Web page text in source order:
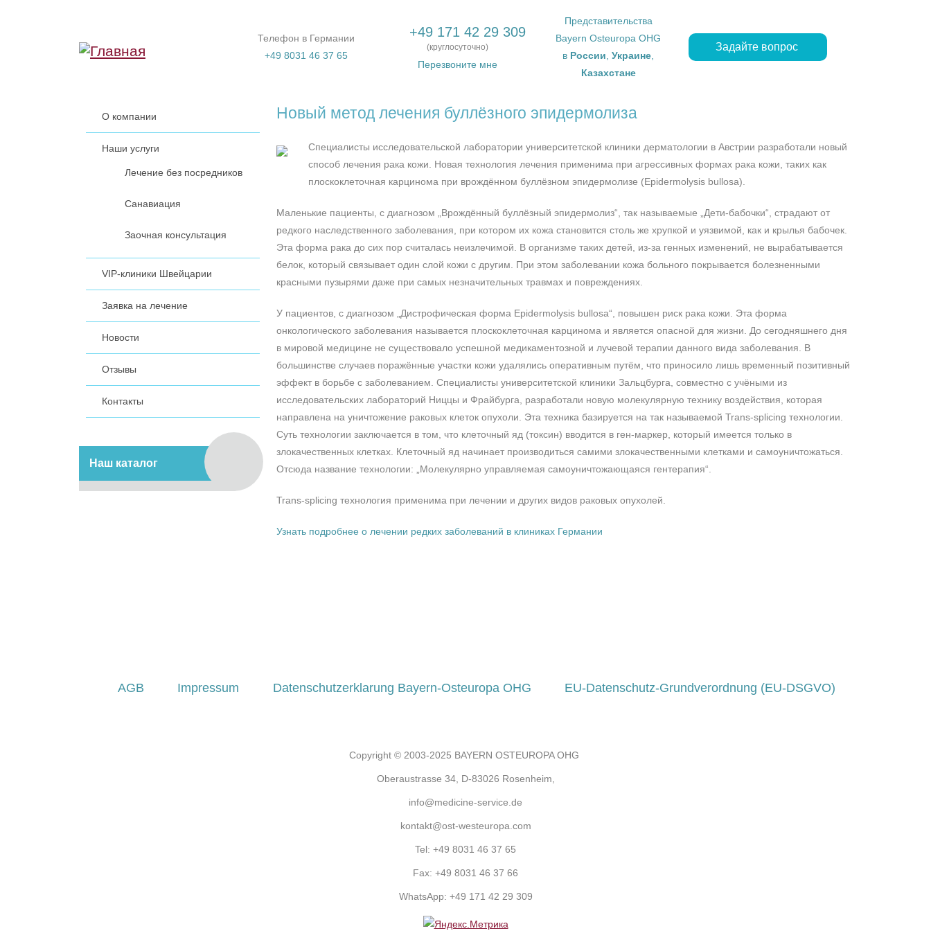
Телефон в Германии
+49 8031 46 37 65
+49 171 42 29 309
(круглосуточно)
Перезвоните мне
Представительства
Bayern Osteuropa OHG
в России ,Украине
Казахстане
Задайте вопрос
О компании
Наши услуги
Лечение без посредников
Санавиация
Заочная консультация
VIP-клиники Швейцарии
Заявка на лечение
Новости
Отзывы
Контакты
Наш каталог
Новый метод лечения буллёзного эпидермолиза
Специалисты исследовательской лаборатории университетской клиники дерматологии в Австрии разработали новый
способ лечения рака кожи. Новая технология лечения применима при агрессивных формах рака кожи, таких как
плоскоклеточная карцинома при врождённом буллёзном эпидермолизе (Epidermolysis bullosa).
Маленькие пациенты, с диагнозом „Врождённый буллёзный эпидермолиз“, так называемые „Дети-бабочки“, страдают от
редкого наследственного заболевания, при котором их кожа становится столь же хрупкой и уязвимой, как и крылья бабочек.
Эта форма рака до сих пор считалась неизлечимой. В организме таких детей, из-за генных изменений, не вырабатывается
белок, который связывает один слой кожи с другим. При этом заболевании кожа больного покрывается болезненными
красными пузырями даже при самых незначительных травмах и повреждениях.
У пациентов, с диагнозом „Дистрофическая форма Epidermolysis bullosa“, повышен риск рака кожи. Эта форма
онкологического заболевания называется плоскоклеточная карцинома и является опасной для жизни. До сегодняшнего дня
в мировой медицине не существовало успешной медикаментозной и лучевой терапии данного вида заболевания. В
большинстве случаев поражённые участки кожи удалялись оперативным путём, что приносило лишь временный позитивный
эффект в борьбе с заболеванием. Специалисты университетской клиники Зальцбурга, совместно с учёными из
исследовательских лабораторий Ниццы и Фрайбурга, разработали новую молекулярную технику воздействия, которая
направлена на уничтожение раковых клеток опухоли. Эта техника базируется на так называемой Trans-splicing технологии.
Суть технологии заключается в том, что клеточный яд (токсин) вводится в ген-маркер, который имеется только в
злокачественных клетках. Клеточный яд начинает производиться самими злокачественными клетками и самоуничтожаться.
Отсюда название технологии: „Молекулярно управляемая самоуничтожающаяся гентерапия“.
Trans-splicing технология применима при лечении и других видов раковых опухолей.
Узнать подробнее о лечении редких заболеваний в клиниках Германии
AGB Impressum Datenschutzerklarung Bayern-Osteuropa OHG EU-Datenschutz-Grundverordnung (EU-DSGVO)
Copyright © 2003-2025 BAYERN OSTEUROPA OHG
Oberaustrasse 34, D-83026 Rosenheim,
info@medicine-service.de
kontakt@ost-westeuropa.com
Tel: +49 8031 46 37 65
Fax: +49 8031 46 37 66
WhatsApp: +49 171 42 29 309